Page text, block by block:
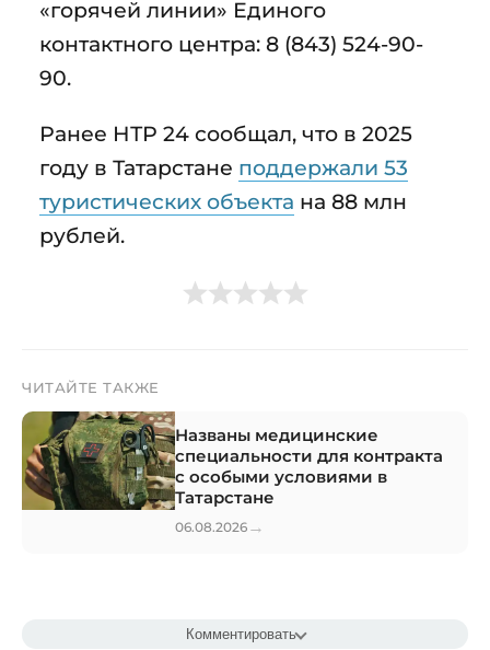
«горячей линии» Единого
контактного центра: 8 (843) 524-90-
90.
Ранее НТР 24 сообщал, что в 2025
году в Татарстане поддержали 53
туристических объекта на 88 млн
рублей.
ЧИТАЙТЕ ТАКЖЕ
Названы медицинские
специальности для контракта
с особыми условиями в
Татарстане
06.08.2026 →
Комментировать